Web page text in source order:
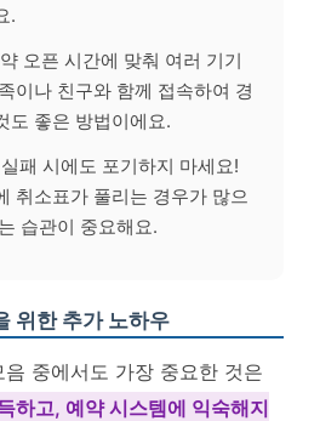
.
오픈 시간에 맞춰 여러 기기
이나 친구와 함께 접속하여 경
도 좋은 방법이에요.
패 시에도 포기하지 마세요!
취소표가 풀리는 경우가 많으
습관이 중요해요.
위한 추가 노하우
중에서도 가장 중요한 것은
하고, 예약 시스템에 익숙해지